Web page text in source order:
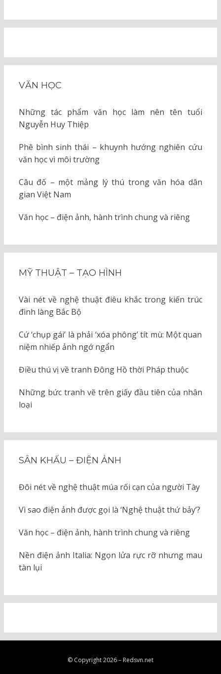
VĂN HỌC
Những tác phẩm văn học làm nên tên tuổi
Nguyễn Huy Thiệp
Phê bình sinh thái – khuynh hướng nghiên cứu
văn học vì môi trường
Câu đố – một mảng lý thú trong văn hóa dân
gian Việt Nam
Văn học – điện ảnh, hành trình chung và riêng
MỸ THUẬT – TẠO HÌNH
Vài nét về nghệ thuật điêu khắc trong kiến trúc
đình làng Bắc Bộ
Cứ ‘chụp gái’ là phải ‘xóa phông’ tít mù: Một quan
niệm nhiếp ảnh ngớ ngẩn
Điều thú vị về tranh Đông Hồ thời Pháp thuộc
Những bức tranh vẽ trên giấy đầu tiên của nhân
loại
SÂN KHẤU – ĐIỆN ẢNH
Đôi nét về nghệ thuật múa rối cạn của người Tày
Vì sao điện ảnh được gọi là ‘Nghệ thuật thứ bảy’?
Văn học – điện ảnh, hành trình chung và riêng
Nền điện ảnh Italia: Ngọn lửa rực rỡ nhưng mau
tàn lụi
© Copyright 2026 – Redsvn.net